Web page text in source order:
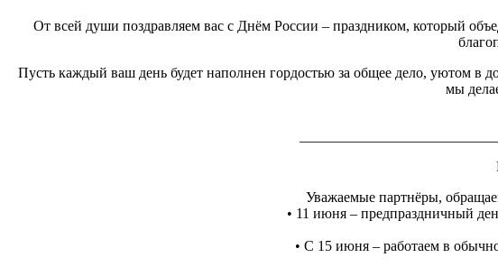
От всей души поздравляем вас с Днём России – праздником, который
Пусть каждый ваш день будет наполнен гордостью за общее дело, уютом в
мы
Уважаемые партнёры,
• 11 июня – предпраздничный
• С 15 июня – работаем в